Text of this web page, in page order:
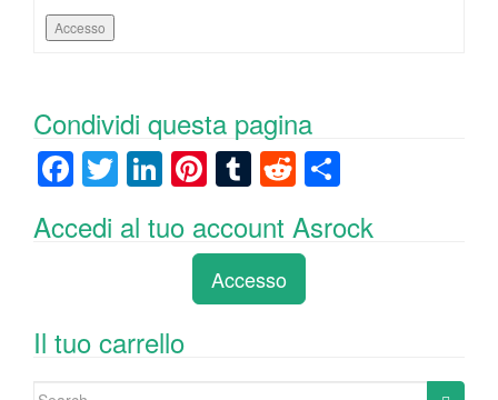
Accesso
Condividi questa pagina
F
c
o
o
T
wi
tt
Li
k
n
Pi
er
e
st
T
m
bl
r
R
e
d
di
t
n
Accedi al tuo account Asrock
Accesso
Il tuo carrello
Search